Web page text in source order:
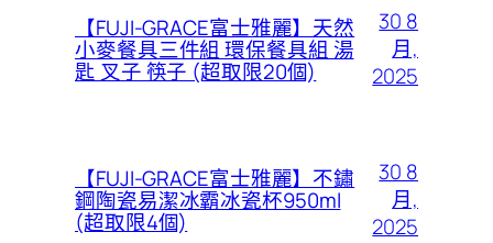
【FUJI-GRACE富士雅麗】天然
小麥餐具三件組 環保餐具組 湯
匙 叉子 筷子 (超取限20個)
30 8
月,
2025
【FUJI-GRACE富士雅麗】不鏽
鋼陶瓷易潔冰霸冰瓷杯950ml
(超取限4個)
30 8
月,
2025